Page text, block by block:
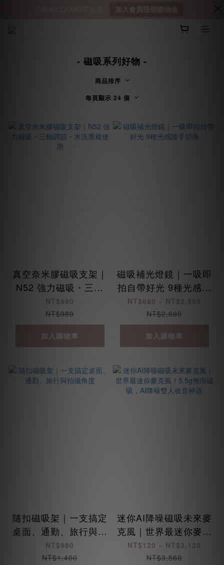
- 磁吸系列好物 -
商品排序
每頁顯示 24 個
真空奈米膠磁吸支架｜
N52 強力磁吸・三軸
調節・水洗重複使用
NT$690
NT$980
加入購物車
磁吸補光燈鏡｜一吸即
拍自帶好光 9種光感隨
手切換
NT$680 ~ NT$2,590
NT$2,660
加入購物車
隨扣磁吸架｜一支搞定
桌面、通勤、旅行與拍
攝角度
NT$980
NT$1,400
迷你AI降噪磁吸未來麥
克風｜世界最迷你麥克
風！5.5g無痕磁吸，
AI降噪雙人收音神器
NT$120 ~ NT$3,120
NT$3,560
加入會員現領購物金